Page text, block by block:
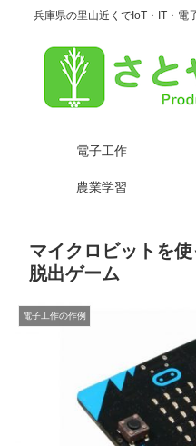
兵庫県の里山近くでIoT・IT・電
電子工作
農業学習
マイクロビットを
脱出ゲーム
電子工作の作例